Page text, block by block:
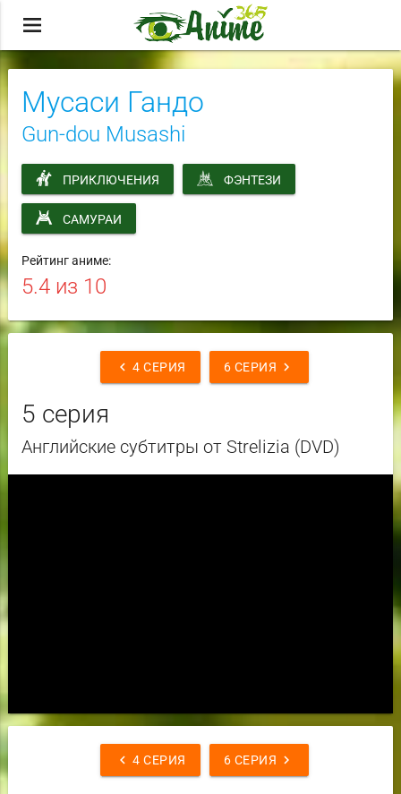
menu
Мусаси Гандо
Gun-dou Musashi
ПРИКЛЮЧЕНИЯ ФЭНТЕЗИ
САМУРАИ
Рейтинг аниме:
5.4из 10
chevron_left 4 СЕРИЯ chevron_right
6 СЕРИЯ
5 серия
Английские субтитры от Strelizia (DVD)
chevron_left 4 СЕРИЯ chevron_right
6 СЕРИЯ